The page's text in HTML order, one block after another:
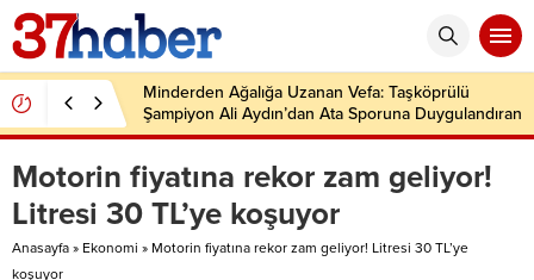
Minderden Ağalığa Uzanan Vefa: Taşköprülü
Şampiyon Ali Aydın’dan Ata Sporuna Duygulandıran
Dönüş
Motorin fiyatına rekor zam geliyor!
Litresi 30 TL’ye koşuyor
Anasayfa » Ekonomi » Motorin fiyatına rekor zam geliyor! Litresi 30 TL’ye
koşuyor